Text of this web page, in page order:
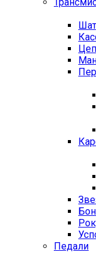
Педали